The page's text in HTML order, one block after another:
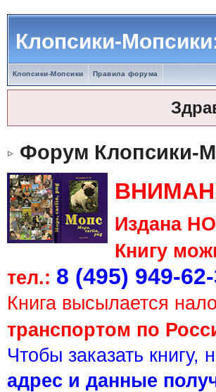
Клопсики-
Клопсики-Мопсики Правила форума
Форум Клопсики-
Издана
Книгу
тел.: 8 (495) 949-
Книга высылается
транспортом по
Чтобы заказать
адрес и данные